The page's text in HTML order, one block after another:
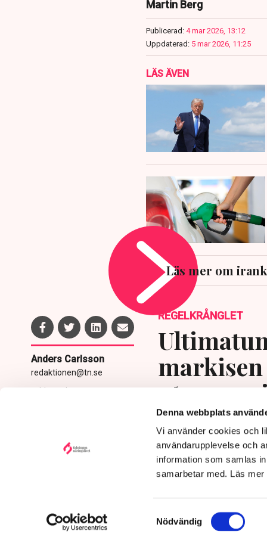
Denna webbplats
Vi använder cookies och
användarupplevelse och
information som samlas
samarbetar med. Läs
Samtyckesval
Nödvändig
Martin Berg
Publicerad: 4 mar 2026, 13:12
Uppdaterad: 5 mar 2026, 11:25
LÄS ÄVEN
Läs mer om
Anders Carlsson
redaktionen@tn.se
Publicerad:
REGELKRÅNGLET